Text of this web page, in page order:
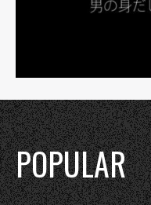
POPULAR